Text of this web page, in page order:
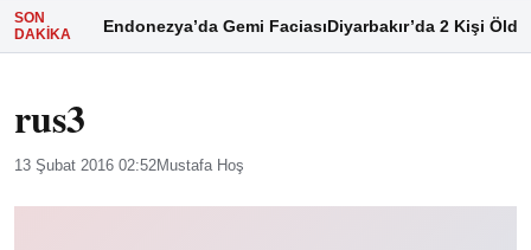
SON
DAKIKA
Endonezya’da Gemi FaciasıDiyarbakır’da 2 Kişi Öldü
rus3
13 Şubat 2016 02:52Mustafa Hoş